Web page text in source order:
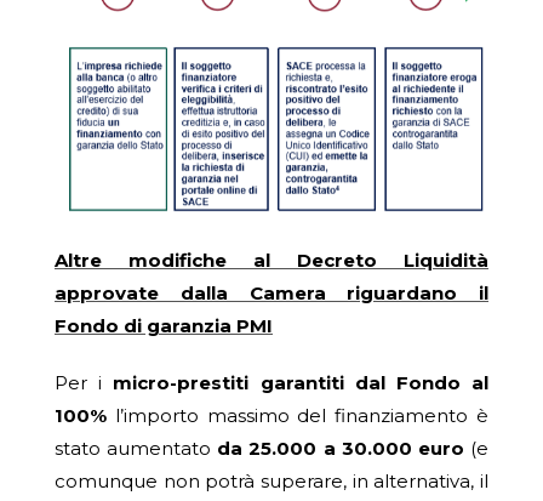
Altre modifiche al Decreto Liquidità
approvate dalla Camera riguardano il
Fondo di garanzia PMI
Per i micro-prestiti garantiti dal Fondo al
100% l’importo massimo del finanziamento è
stato aumentato da 25.000 a 30.000 euro (e
comunque non potrà superare, in alternativa, il